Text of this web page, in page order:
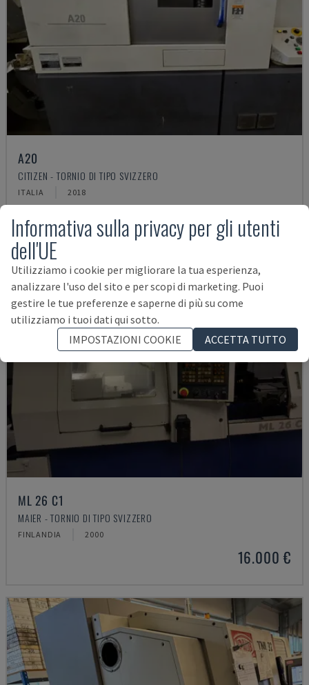
A20
CITIZEN - TORNIO DI TIPO SVIZZERO
ITALIA 2018
67.000 €
ML 26 C1
MAIER - TORNIO DI TIPO SVIZZERO
FINLANDIA 2000
16.000 €
Informativa sulla privacy per gli utenti
dell'UE
Utilizziamo i cookie per migliorare la tua esperienza,
analizzare l'uso del sito e per scopi di marketing. Puoi
gestire le tue preferenze e saperne di più su come
utilizziamo i tuoi dati qui sotto.
IMPOSTAZIONI COOKIE
ACCETTA TUTTO